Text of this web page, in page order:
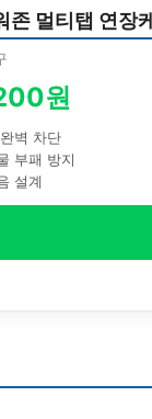
존 멀티탭 연장
원
벽 차단
부패 방지
설계